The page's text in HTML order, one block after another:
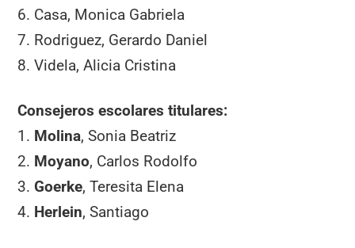
6. Casa, Monica Gabriela
7. Rodriguez, Gerardo Daniel
8. Videla, Alicia Cristina
Consejeros escolares titulares:
1. Molina, Sonia Beatriz
2. Moyano, Carlos Rodolfo
3. Goerke, Teresita Elena
4. Herlein, Santiago